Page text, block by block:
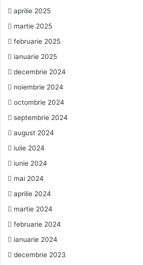
aprilie 2025
martie 2025
februarie 2025
ianuarie 2025
decembrie 2024
noiembrie 2024
octombrie 2024
septembrie 2024
august 2024
iulie 2024
iunie 2024
mai 2024
aprilie 2024
martie 2024
februarie 2024
ianuarie 2024
decembrie 2023